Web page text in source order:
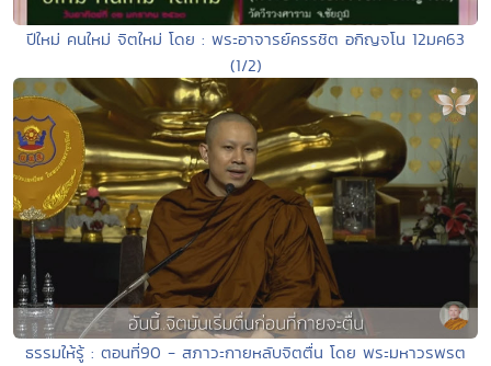
ปีใหม่ คนใหม่ จิตใหม่ โดย : พระอาจารย์ครรชิต อกิญจโน 12มค63
(1/2)
ธรรมให้รู้ : ตอนที่90 - สภาวะกายหลับจิตตื่น โดย พระมหาวรพรต